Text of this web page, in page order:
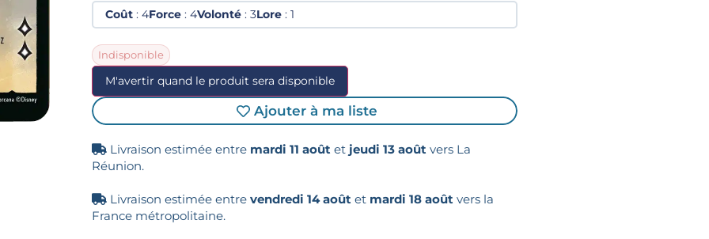
Coût : 4Force : 4Volonté : 3Lore : 1
Indisponible
M'avertir quand le produit sera disponible
Ajouter à ma liste
Livraison estimée entre mardi 11 août et jeudi 13 août vers La
Réunion.
Livraison estimée entrevendredi 14 août et mardi 18 août vers la
France métropolitaine.